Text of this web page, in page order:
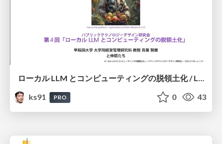
ローカル LLM とコンピューティングの脱領土化 / Local LLMs and Deterritorialization of Computing
ks91
PRO 0 43